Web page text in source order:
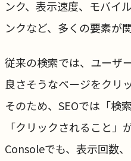
ンク、表示速度、モバイ
ンクなど、多くの要素が
従来の検索では、ユーザ
良さそうなページをクリ
そのため、SEOでは「検
「クリックされること」
Consoleでも、表示回数